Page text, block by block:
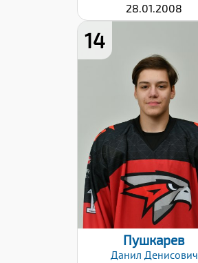
28.01.2008
14
180
Вес:
70
Хват клюшки:
Правый
Разряд:
3
Дата заявки:
06.09.2024
Пушкарев
Данил Денисович